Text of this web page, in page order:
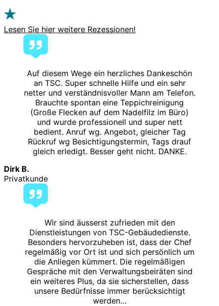
Lesen Sie hier weitere Rezessionen!
Auf diesem Wege ein herzliches Dankeschön
an TSC. Super schnelle Hilfe und ein sehr
netter und verständnisvoller Mann am Telefon.
Brauchte spontan eine Teppichreinigung
(Große Flecken auf dem Nadelfilz im Büro)
und wurde professionell und super nett
bedient. Anruf wg. Angebot, gleicher Tag
Rückruf wg Besichtigungstermin, Tags drauf
gleich erledigt. Besser geht nicht. DANKE.
Dirk B.
Privatkunde
Wir sind äusserst zufrieden mit den
Dienstleistungen von TSC-Gebäudedienste.
Besonders hervorzuheben ist, dass der Chef
regelmäßig vor Ort ist und sich persönlich um
die Anliegen kümmert. Die regelmäßigen
Gespräche mit den Verwaltungsbeiräten sind
ein weiteres Plus, da sie sicherstellen, dass
unsere Bedürfnisse immer berücksichtigt
werden…